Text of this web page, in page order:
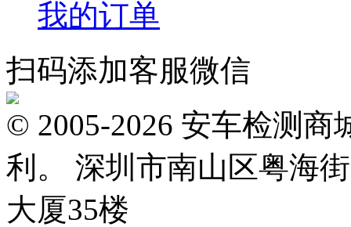
我的订单
扫码添加客服微信
© 2005-2026 安车检测商
利。 深圳市南山区粤海
大厦35楼